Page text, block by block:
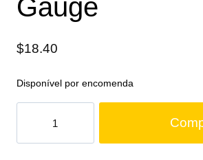
Gauge
$18.40
Disponível por encomenda